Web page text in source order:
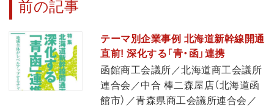
前の記事
テーマ別企業事例 北海道新幹線開通
直前! 深化する「青・函」連携
函館商工会議所／北海道商工会議所
連合会／中合 棒二森屋店（北海道函
館市）／青森県商工会議所連合会／